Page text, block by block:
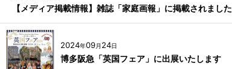
【メディア掲載情報】雑誌「家庭画報」に掲載されました
2024年09月 24日
博多阪急「英国フェア」に出展いたします